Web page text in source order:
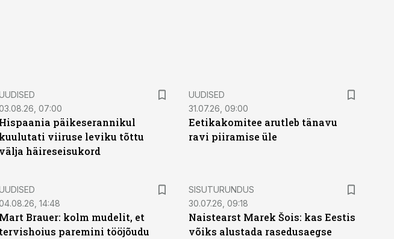
07:00
Hispaania päikeserannikul
kuulutati viiruse leviku tõttu
välja häireseisukord
UUDISED
31.07.26, 09:00
Eetikakomitee arutleb tänavu
ravi piiramise üle
14:48
Mart Brauer: kolm mudelit, et
tervishoius paremini tööjõudu
ST
SISUTURUNDUS
30.07.26, 09:18
Naistearst Marek Šois: kas Eestis
võiks alustada rasedusaegse